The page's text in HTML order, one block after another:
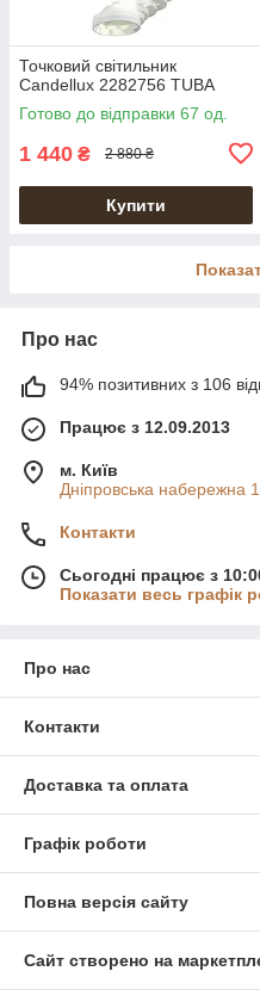
Точковий світильник
Candellux 2282756 TUBA
Готово до відправки 67 од.
1 440 ₴ 2 880 ₴
Купити
Про нас
94% позитивних з 106
Працює з 12.09.2013
м. Київ
Дніпровська набережна
Контакти
Сьогодні працює з
Показати весь графік
Про нас
Контакти
Доставка та оплата
Графік роботи
Повна версія сайту
Сайт створено на